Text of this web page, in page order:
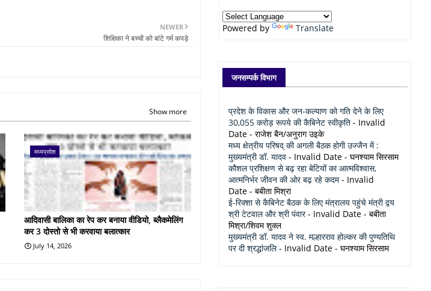
NEWER
शिक्षिका ने बच्चों को बांटे गर्म कपड़े
Show more
मध्यप्रदेश
आदिवासी बालिका का रेप कर बनाया वीडियो, ब्लैकमेलिंग
कर 3 दोस्तो से भी करवाया बलात्कार
July 14, 2026
Powered by Translate
जनसम्पर्क विभाग
प्रदेश के विकास और जन-कल्याण को गति देने के लिए
30,055 करोड़ रूपये की कैबिनेट स्वीकृति - Invalid
Date - राजेश बैन/अनुराग उइके
मध्य क्षेत्रीय परिषद् की अगली बैठक होगी उज्जैन में :
मुख्यमंत्री डॉ. यादव - Invalid Date - घनश्याम सिरसाम
कौशल प्रशिक्षण से बढ़ रहा बेटियों का आत्मविश्वास,
आत्मनिर्भर जीवन की ओर बढ़ रहे कदम- Invalid
Date - बबीता मिश्रा
ई-रिक्शा से कैबिनेट बैठक के लिए मंत्रालय पहुंचे मंत्री द्वय
श्री टेटवाल और श्री पंवार- Invalid Date - बबीता
मिश्रा/शिवम शुक्ल
मुख्यमंत्री डॉ. यादव ने स्व. मल्हारराव होल्कर की पुण्यतिथि
पर दी श्रद्धांजलि- Invalid Date - घनश्याम सिरसाम